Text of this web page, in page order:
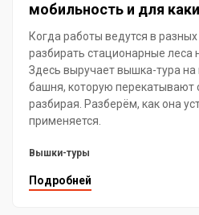
мобильность и для
Когда работы ведутся в
разбирать стационарные леса
Здесь выручает вышка-тура
башня, которую перекатывают
разбирая. Разберём, как она
применяется.
Вышки-туры
Подробней